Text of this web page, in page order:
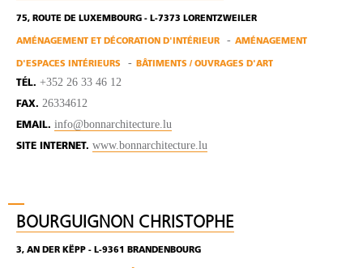
75, ROUTE DE LUXEMBOURG - L-7373 LORENTZWEILER
AMÉNAGEMENT ET DÉCORATION D'INTÉRIEUR AMÉNAGEMENT
D'ESPACES INTÉRIEURS BÂTIMENTS / OUVRAGES D'ART
TÉL. +352 26 33 46 12
FAX. 26334612
EMAIL. info@bonnarchitecture.lu
SITE INTERNET. www.bonnarchitecture.lu
BOURGUIGNON CHRISTOPHE
3, AN DER KËPP - L-9361 BRANDENBOURG